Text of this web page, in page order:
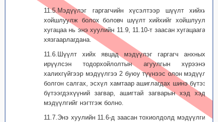
11.5.Мэдүүлэг гаргагчийн хүсэлтээр шүүлт хийхийг
хойшлуулж болох боловч шүүлт хийхийг хойшлуулах
хугацаа нь энэ хуулийн 11.9, 11.10-т заасан хугацаагаар
хязгаарлагдана.
11.6.Шүүлт хийх явцад мэдүүлэг гаргагч анхныхаа
ирүүлсэн тодорхойлолтын агуулгын хүрээнээс
халихгүйгээр мэдүүлгээ 2 буюу түүнээс олон мэдүүлэг
болгон салгах, эсхүл хамтаар ашиглагдах шинэ бүтээл,
бүтээгдэхүүний загвар, ашигтай загварын хэд хэдэн
мэдүүлгийг нэгтгэж болно.
11.7.Энэ хуулийн 11.6-д заасан тохиолдолд мэдүүлгийн